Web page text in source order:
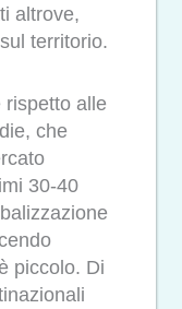
altrove,
territorio.
rispetto alle
che
30-40
piccolo. Di